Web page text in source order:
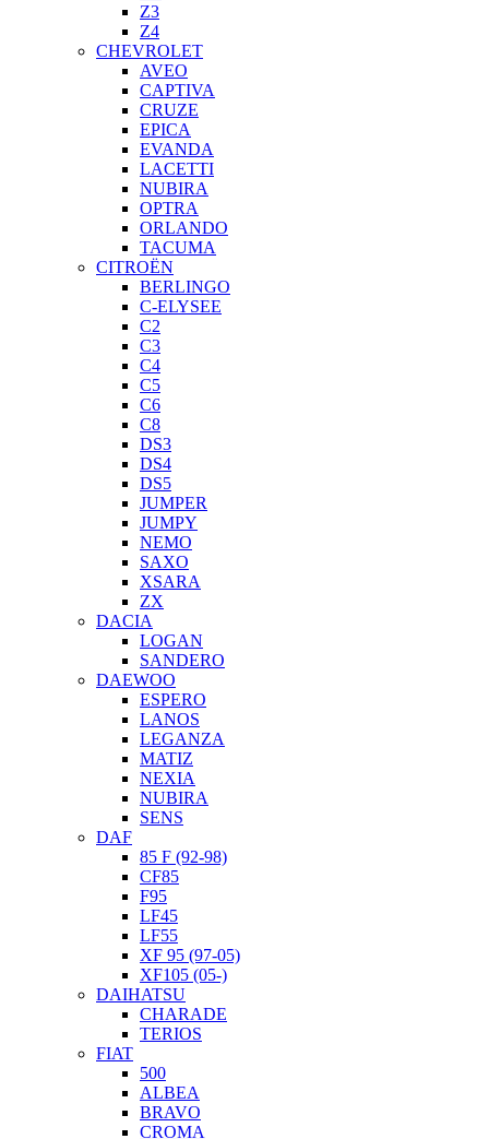
Z3
Z4
CHEVROLET
AVEO
CAPTIVA
CRUZE
EPICA
EVANDA
LACETTI
NUBIRA
OPTRA
ORLANDO
TACUMA
CITROËN
BERLINGO
C-ELYSEE
C2
C3
C4
C5
C6
C8
DS3
DS4
DS5
JUMPER
JUMPY
NEMO
SAXO
XSARA
ZX
DACIA
LOGAN
SANDERO
DAEWOO
ESPERO
LANOS
LEGANZA
MATIZ
NEXIA
NUBIRA
SENS
DAF
85 F (92-98)
CF85
F95
LF45
LF55
XF 95 (97-05)
XF105 (05-)
DAIHATSU
CHARADE
TERIOS
FIAT
500
ALBEA
BRAVO
CROMA